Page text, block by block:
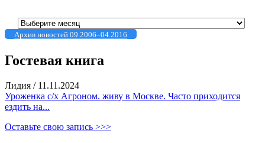
Архивы
Архив новостей 09.2006–04.2016
Гостевая книга
Лидия / 11.11.2024
Уроженка с/х Агроном. живу в Москве. Часто приходится
ездить на...
Оставьте свою запись >>>